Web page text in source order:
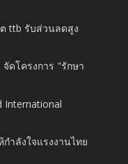
ttb รับส่วนลดสูง
ดโครงการ "รักษา
International
ำลังใจแรงงานไทย